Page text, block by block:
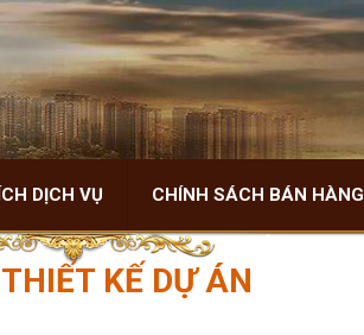
DỊCH VỤ CHÍNH SÁCH BÁN HÀNG
KẾ DỰ ÁN